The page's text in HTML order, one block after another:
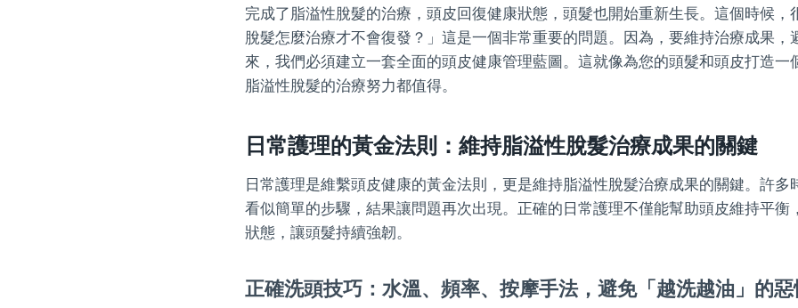
完成了脂溢性脫髮的治療，頭皮回復健康狀態，頭髮也開始重新生長。這個時候，
脫髮怎麼治療才不會復發？」這是一個非常重要的問題。因為，要維持治療成果，
來，我們必須建立一套全面的頭皮健康管理藍圖。這就像為您的頭髮和頭皮打造一
脂溢性脫髮的治療努力都值得。
日常護理的黃金法則：維持脂溢性脫髮治療成果的關鍵
日常護理是維繫頭皮健康的黃金法則，更是維持脂溢性脫髮治療成果的關鍵。許多
看似簡單的步驟，結果讓問題再次出現。正確的日常護理不僅能幫助頭皮維持平衡
狀態，讓頭髮持續強韌。
正確洗頭技巧：水溫、頻率、按摩手法，避免「越洗越油」的